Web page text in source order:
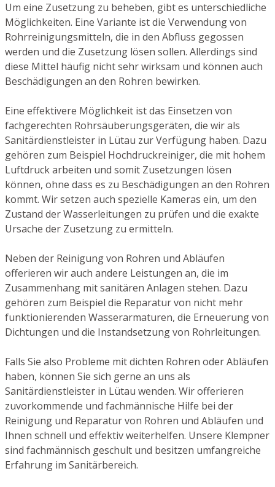
Um eine Zusetzung zu beheben, gibt es unterschiedliche
Möglichkeiten. Eine Variante ist die Verwendung von
Rohrreinigungsmitteln, die in den Abfluss gegossen
werden und die Zusetzung lösen sollen. Allerdings sind
diese Mittel häufig nicht sehr wirksam und können auch
Beschädigungen an den Rohren bewirken.
Eine effektivere Möglichkeit ist das Einsetzen von
fachgerechten Rohrsäuberungsgeräten, die wir als
Sanitärdienstleister in Lütau zur Verfügung haben. Dazu
gehören zum Beispiel Hochdruckreiniger, die mit hohem
Luftdruck arbeiten und somit Zusetzungen lösen
können, ohne dass es zu Beschädigungen an den Rohren
kommt. Wir setzen auch spezielle Kameras ein, um den
Zustand der Wasserleitungen zu prüfen und die exakte
Ursache der Zusetzung zu ermitteln.
Neben der Reinigung von Rohren und Abläufen
offerieren wir auch andere Leistungen an, die im
Zusammenhang mit sanitären Anlagen stehen. Dazu
gehören zum Beispiel die Reparatur von nicht mehr
funktionierenden Wasserarmaturen, die Erneuerung von
Dichtungen und die Instandsetzung von Rohrleitungen.
Falls Sie also Probleme mit dichten Rohren oder Abläufen
haben, können Sie sich gerne an uns als
Sanitärdienstleister in Lütau wenden. Wir offerieren
zuvorkommende und fachmännische Hilfe bei der
Reinigung und Reparatur von Rohren und Abläufen und
Ihnen schnell und effektiv weiterhelfen. Unsere Klempner
sind fachmännisch geschult und besitzen umfangreiche
Erfahrung im Sanitärbereich.